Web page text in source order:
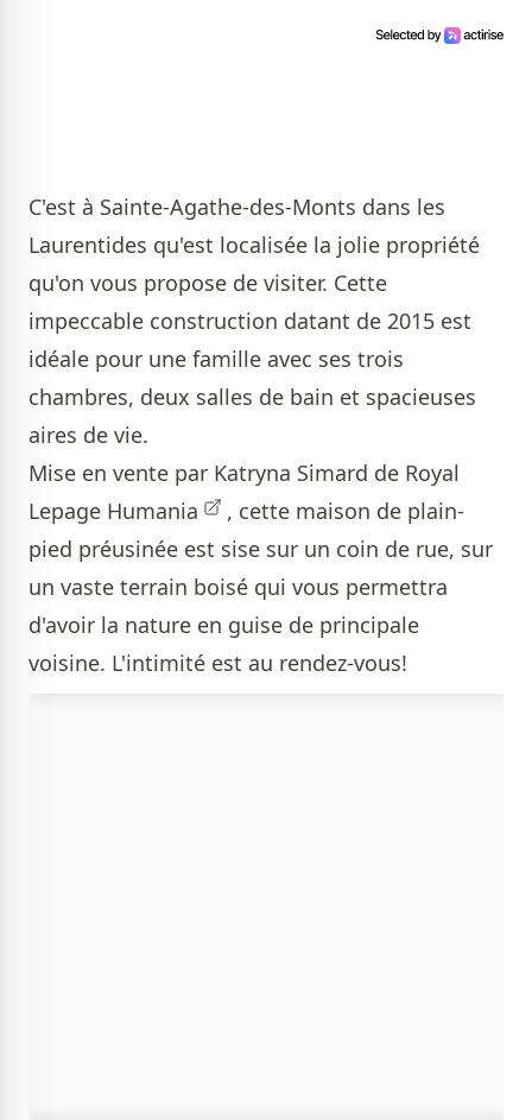
C'est à Sainte-Agathe-des-Monts dans les
Laurentides qu'est localisée la jolie propriété
qu'on vous propose de visiter. Cette
impeccable construction datant de 2015 est
idéale pour une famille avec ses trois
chambres, deux salles de bain et spacieuses
aires de vie.
Mise en vente par Katryna Simard de Royal
Lepage Humania
, cette maison de plain-
pied préusinée est sise sur un coin de rue, sur
un vaste terrain boisé qui vous permettra
d'avoir la nature en guise de principale
voisine. L'intimité est au rendez-vous!